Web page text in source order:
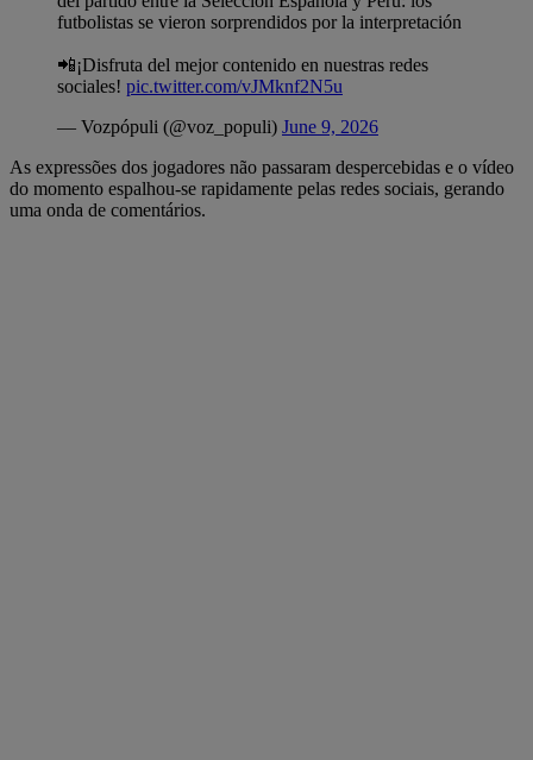
futbolistas se vieron sorprendidos por la interpretación
📲¡Disfruta del mejor contenido en nuestras redes
sociales! pic.twitter.com/vJMknf2N5u
— Vozpópuli (@voz_populi) June 9, 2026
As expressões dos jogadores não passaram despercebidas e o vídeo
do momento espalhou-se rapidamente pelas redes sociais, gerando
uma onda de comentários.